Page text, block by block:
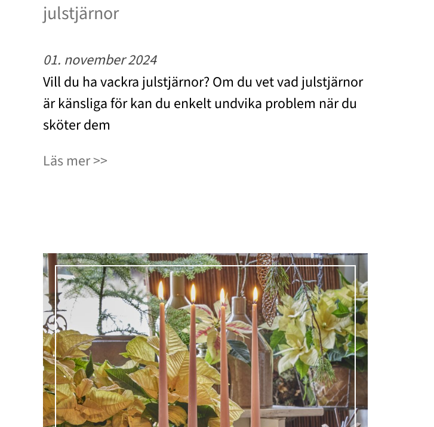
julstjärnor
01. november 2024
Vill du ha vackra julstjärnor? Om du vet vad julstjärnor
är känsliga för kan du enkelt undvika problem när du
sköter dem
Läs mer